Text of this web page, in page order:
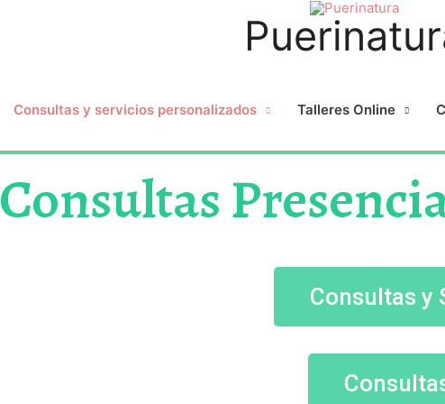
Consultas y servicios personalizados Talleres Online
Consultas
Consultas y